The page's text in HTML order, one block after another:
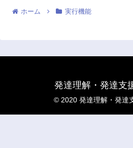
ホーム 実行機能
発達理解・発達支
© 2020 発達理解・発達